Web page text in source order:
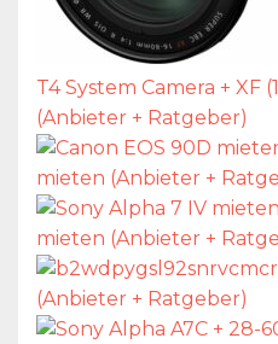
T4 System Camera + XF
(Anbieter + Ratgeber)
mieten (Anbieter +
mieten (Anbieter +
(Anbieter + Ratgeber)